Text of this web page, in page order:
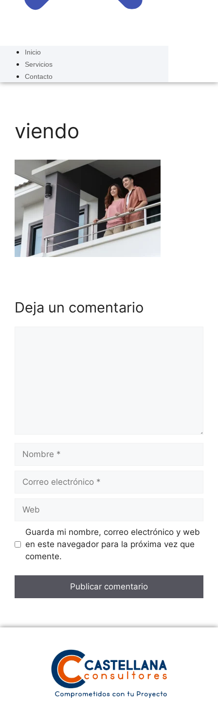
Inicio
Servicios
Contacto
viendo
Deja un comentario
Nombre
Correo
Web
Guarda mi nombre, correo electrónico y web
en este navegador para la próxima vez que
comente.